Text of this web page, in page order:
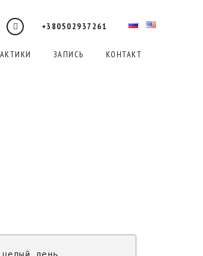
+380502937261
ЗАПИСЬ КОНТАКТ